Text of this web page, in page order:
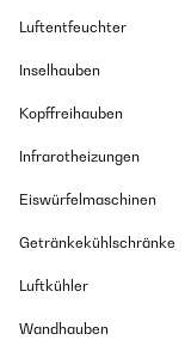
Luftentfeuchter
Inselhauben
Kopffreihauben
Infrarotheizungen
Eiswürfelmaschinen
Getränkekühlschränke
Luftkühler
Wandhauben